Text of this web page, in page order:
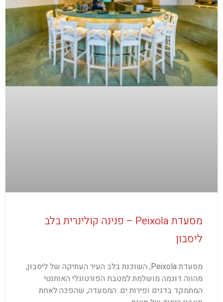
מסעדת Peixola – פנינה קולינרית בלב
ליסבון
מסעדת Peixola, השוכנת בלב העיר העתיקה של ליסבון,
מהווה דוגמה מושלמת למטבח הפורטוגלי האותנטי
המתמקד בדגים ופירות ים. המסעדה, שהפכה לאחת